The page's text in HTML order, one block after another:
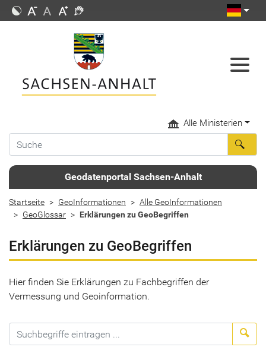
Alle Ministerien
Geodatenportal Sachsen-Anhalt
Startseite GeoInformationen
Alle GeoInformationen
GeoGlossar
Erklärungen zu GeoBegriffen
Erklärungen zu GeoBegriffen
Hier finden Sie Erklärungen zu Fachbegriffen der
Vermessung und Geoinformation.